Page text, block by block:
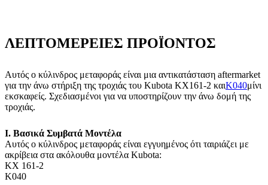
ΛΕΠΤΟΜΕΡΕΙΕΣ ΠΡΟΪΟΝΤΟΣ
Αυτός ο κύλινδρος μεταφοράς είναι μια αντικατάσταση aftermarket
για την άνω στήριξη της τροχιάς του Kubota KX161-2 καιΚ040μίνι
εκσκαφείς. Σχεδιασμένοι για να υποστηρίζουν την άνω δομή της
τροχιάς.
I. Βασικά Συμβατά Μοντέλα
Αυτός ο κύλινδρος μεταφοράς είναι εγγυημένος ότι ταιριάζει με
ακρίβεια στα ακόλουθα μοντέλα Kubota:
ΚΧ 161-2
Κ040